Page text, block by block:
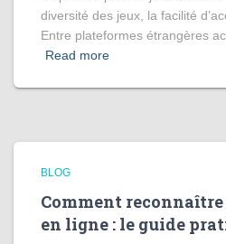
diversité des jeux, la facilité
Entre plateformes étrangères
Read more
BLOG
Comment
en ligne : le guide